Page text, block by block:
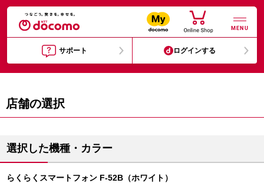
MENU
サポート ログインする
店舗の選択
選択した機種・カラー
らくらくスマートフォン F-52B（ホワイト）